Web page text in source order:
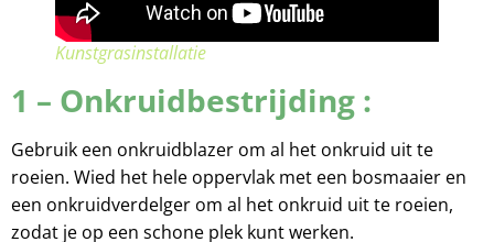
Kunstgrasinstallatie
1 – Onkruidbestrijding :
Gebruik een onkruidblazer om al het onkruid uit te
roeien. Wied het hele oppervlak met een bosmaaier en
een onkruidverdelger om al het onkruid uit te roeien,
zodat je op een schone plek kunt werken.